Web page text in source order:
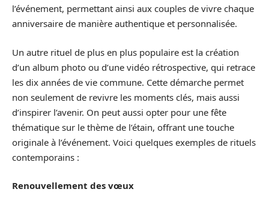
l’événement, permettant ainsi aux couples de vivre chaque
anniversaire de manière authentique et personnalisée.
Un autre rituel de plus en plus populaire est la création
d’un album photo ou d’une vidéo rétrospective, qui retrace
les dix années de vie commune. Cette démarche permet
non seulement de revivre les moments clés, mais aussi
d’inspirer l’avenir. On peut aussi opter pour une fête
thématique sur le thème de l’étain, offrant une touche
originale à l’événement. Voici quelques exemples de rituels
contemporains :
Renouvellement des vœux